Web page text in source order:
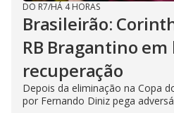
DO R7/HÁ 4 HORAS
Brasileirão:
RB Bragantino em
recuperação
Depois da eliminação na Copa
por Fernando Diniz pega